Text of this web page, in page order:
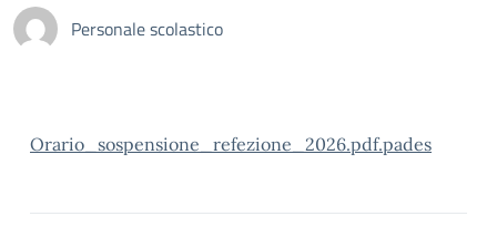
Personale scolastico
Orario_sospensione_refezione_2026.pdf.pades